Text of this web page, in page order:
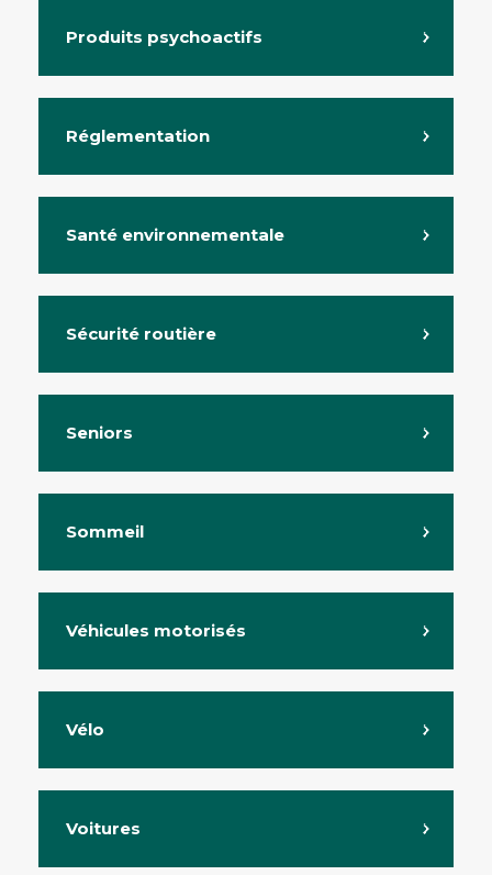
Produits psychoactifs
Réglementation
Santé environnementale
Sécurité routière
Seniors
Sommeil
Véhicules motorisés
Vélo
Voitures